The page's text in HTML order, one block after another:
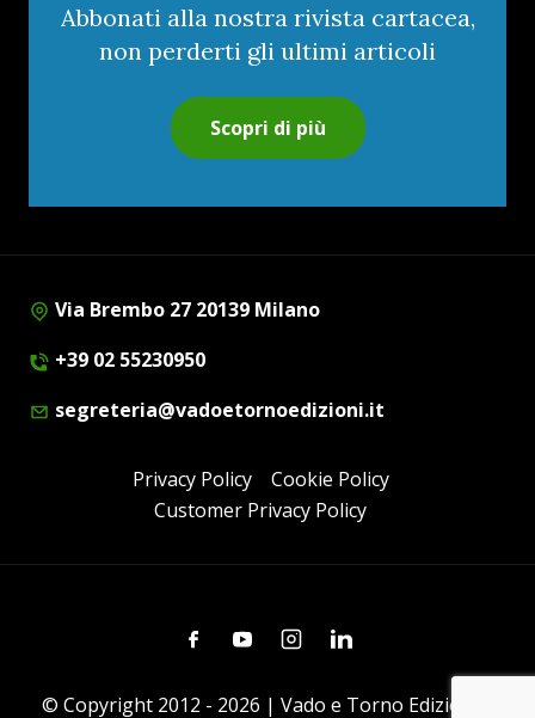
Abbonati alla nostra rivista cartacea,
non perderti gli ultimi articoli
Scopri di più
Via Brembo 27 20139 Milano
+39 02 55230950
segreteria@vadoetornoedizioni.it
Privacy Policy
Cookie Policy
Customer Privacy Policy
FacebookYoutubeInstagramLinkedin
© Copyright 2012 - 2026 | Vado e Torno Edizioni |